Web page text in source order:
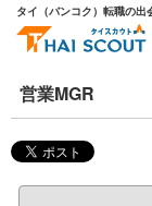
タイ（バンコク）転職の出
営業MGR